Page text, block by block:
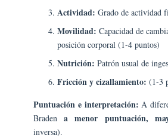
Actividad: Grado de actividad
Movilidad: Capacidad de
posición corporal (1-4 puntos)
Nutrición: Patrón usual de
Fricción y cizallamiento: (1-3
Puntuación e interpretación: A
Bradena menor puntuación,
inversa).